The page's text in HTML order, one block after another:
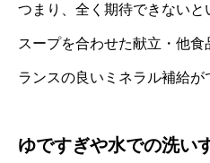
つまり、全く期待できない
スープを合わせた献立・他
ランスの良いミネラル補給が
ゆですぎや水での洗い